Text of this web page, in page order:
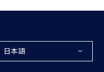
日本語